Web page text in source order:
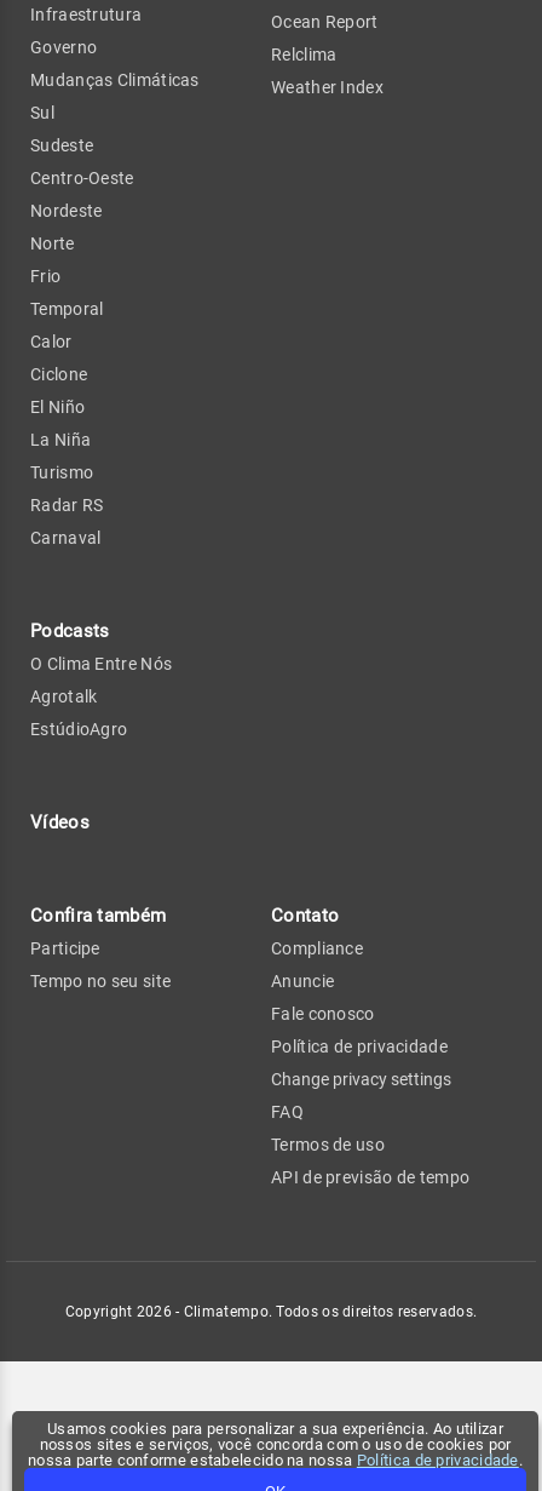
Usamos cookies para personalizar a sua experiência. Ao utilizar
nossos sites e serviços, você concorda com o uso de cookies por
nossa parte conforme estabelecido na nossa Política de privacidade.
Infraestrutura
Governo
Mudanças Climáticas
Sul
Sudeste
Centro-Oeste
Nordeste
Norte
Frio
Temporal
Calor
Ciclone
El Niño
La Niña
Turismo
Radar RS
Carnaval
Podcasts
O Clima Entre Nós
Agrotalk
EstúdioAgro
Vídeos
Ocean Report
Relclima
Weather Index
Confira também
Participe
Tempo no seu site
Contato
Compliance
Anuncie
Fale conosco
Política de privacidade
Change privacy settings
FAQ
Termos de uso
API de previsão de tempo
Copyright 2026 - Climatempo. Todos os direitos reservados.